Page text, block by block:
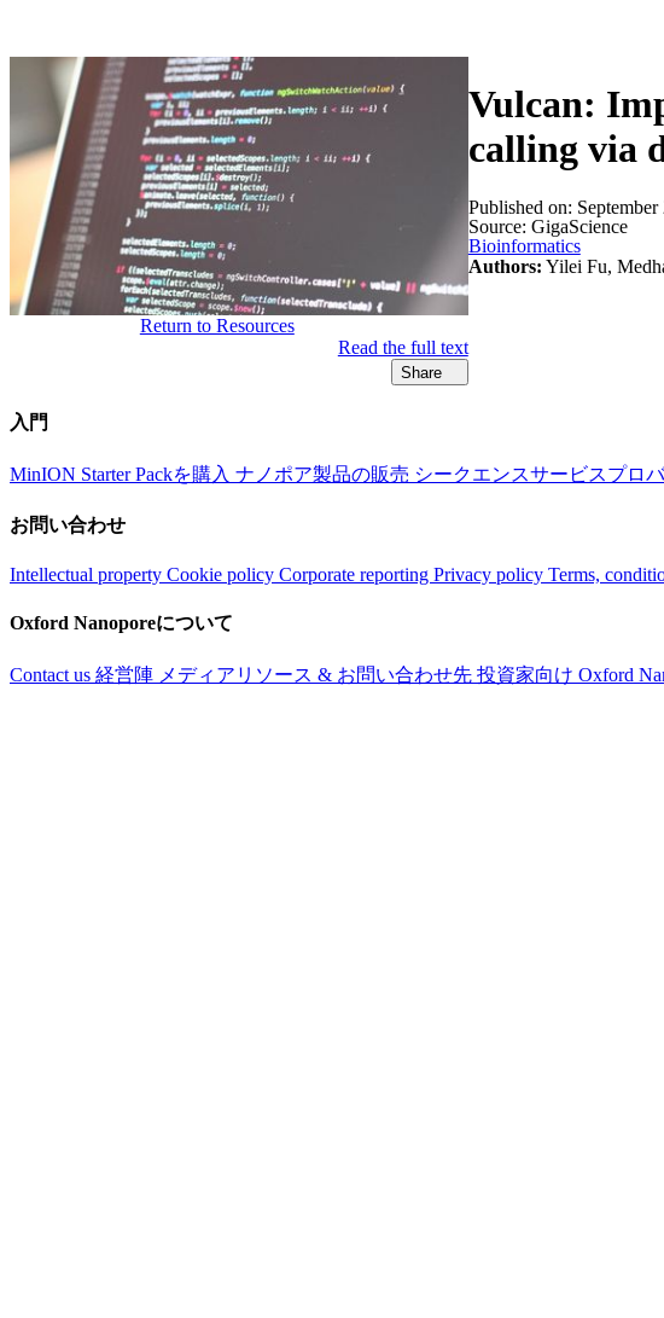
Vulcan:
calling via
Return to Resources
Read the full text
Share
Published on: September
Source: GigaScience
Bioinformatics
Authors: Yilei Fu,
入門
MinION Starter Packを購入 ナノポア製品の販売 シークエンスサービスプロ
お問い合わせ
Intellectual property Cookie policy Corporate reporting Privacy policy Terms,
Oxford Nanoporeについて
Contact us 経営陣 メディアリソース & お問い合わせ先 投資家向け Oxford